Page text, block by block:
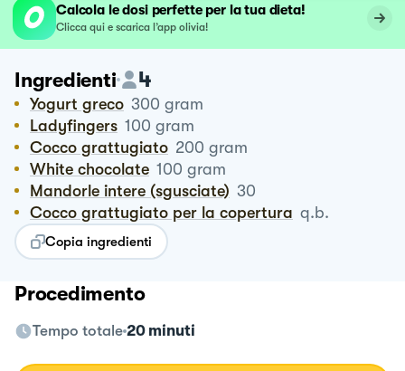
Calcola le dosi perfette per la tua dieta!
Clicca qui e scarica l’app olivia!
Ingredienti 4
Yogurt greco 300 gram
Ladyfingers 100 gram
Cocco grattugiato 200 gram
White chocolate 100 gram
mandorle intere (sgusciate) 30
cocco grattugiato per la copertura q.b.
Copia ingredienti
Procedimento
Tempo totale 20 minuti